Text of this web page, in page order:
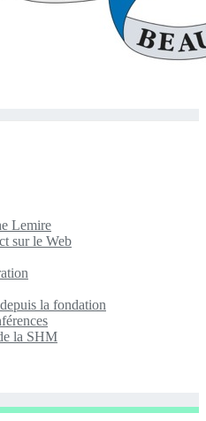
Lemire
sur le Web
la fondation
la SHM